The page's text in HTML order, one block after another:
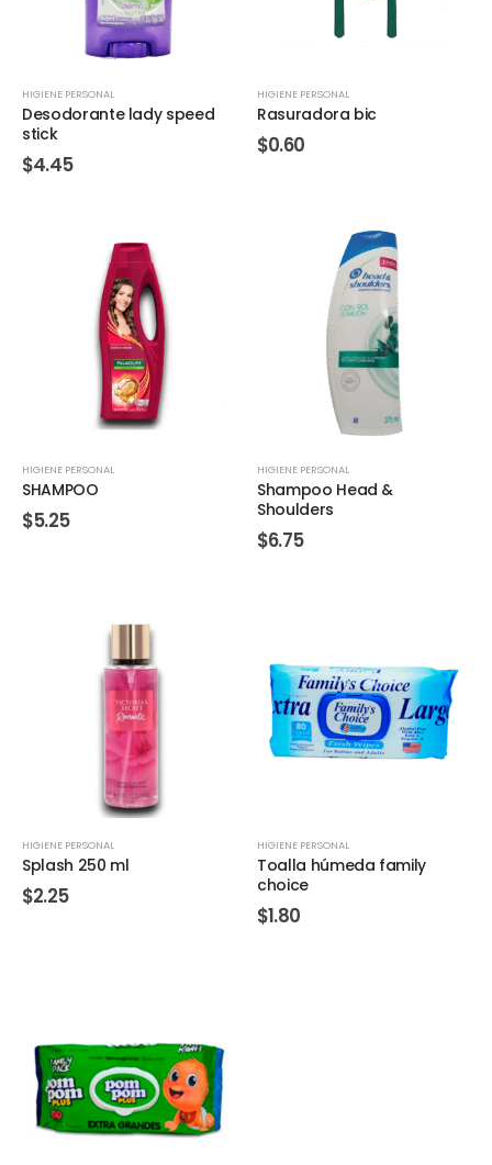
HIGIENE PERSONAL
Desodorante lady speed
stick
$4.45
HIGIENE PERSONAL
Rasuradora bic
$0.60
HIGIENE PERSONAL
SHAMPOO
$5.25
HIGIENE PERSONAL
Shampoo Head &
Shoulders
$6.75
HIGIENE PERSONAL
Splash 250 ml
$2.25
HIGIENE PERSONAL
Toalla húmeda family
choice
$1.80